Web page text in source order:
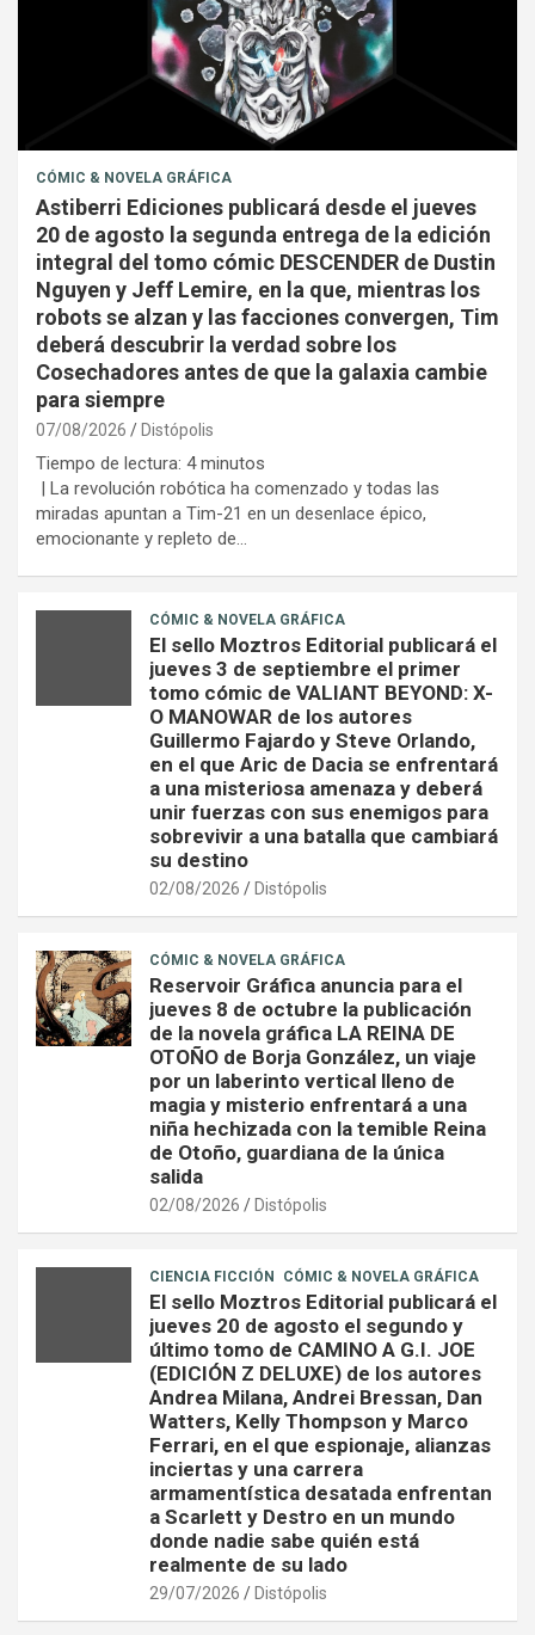
CÓMIC & NOVELA GRÁFICA
Astiberri Ediciones publicará desde el jueves
20 de agosto la segunda entrega de la edición
integral del tomo cómic DESCENDER de Dustin
Nguyen y Jeff Lemire, en la que, mientras los
robots se alzan y las facciones convergen, Tim
deberá descubrir la verdad sobre los
Cosechadores antes de que la galaxia cambie
para siempre
07/08/2026 Distópolis
Tiempo de lectura: 4 minutos
| La revolución robótica ha comenzado y todas las
miradas apuntan a Tim-21 en un desenlace épico,
emocionante y repleto de…
CÓMIC & NOVELA GRÁFICA
El sello Moztros Editorial publicará el
jueves 3 de septiembre el primer
tomo cómic de VALIANT BEYOND: X-
O MANOWAR de los autores
Guillermo Fajardo y Steve Orlando,
en el que Aric de Dacia se enfrentará
a una misteriosa amenaza y deberá
unir fuerzas con sus enemigos para
sobrevivir a una batalla que cambiará
su destino
02/08/2026 Distópolis
CÓMIC & NOVELA GRÁFICA
Reservoir Gráfica anuncia para el
jueves 8 de octubre la publicación
de la novela gráfica LA REINA DE
OTOÑO de Borja González, un viaje
por un laberinto vertical lleno de
magia y misterio enfrentará a una
niña hechizada con la temible Reina
de Otoño, guardiana de la única
salida
02/08/2026 Distópolis
CIENCIA FICCIÓN CÓMIC & NOVELA GRÁFICA
El sello Moztros Editorial publicará el
jueves 20 de agosto el segundo y
último tomo de CAMINO A G.I. JOE
(EDICIÓN Z DELUXE) de los autores
Andrea Milana, Andrei Bressan, Dan
Watters, Kelly Thompson y Marco
Ferrari, en el que espionaje, alianzas
inciertas y una carrera
armamentística desatada enfrentan
a Scarlett y Destro en un mundo
donde nadie sabe quién está
realmente de su lado
29/07/2026 Distópolis